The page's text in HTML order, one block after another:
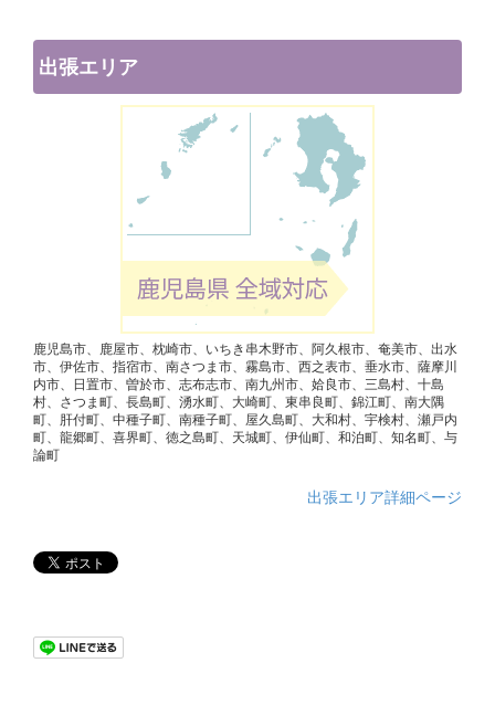
出張エリア
鹿児島市、鹿屋市、枕崎市、いちき串木野市、阿久根市、奄美市、出水
市、伊佐市、指宿市、南さつま市、霧島市、西之表市、垂水市、薩摩川
内市、日置市、曽於市、志布志市、南九州市、姶良市、三島村、十島
村、さつま町、長島町、湧水町、大崎町、東串良町、錦江町、南大隅
町、肝付町、中種子町、南種子町、屋久島町、大和村、宇検村、瀬戸内
町、龍郷町、喜界町、徳之島町、天城町、伊仙町、和泊町、知名町、与
論町
出張エリア詳細ページ